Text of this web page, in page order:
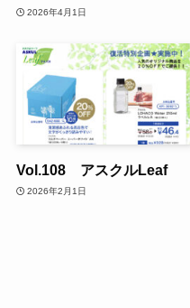
2026年4月1日
Vol.108 アスクルLeaf
2026年2月1日